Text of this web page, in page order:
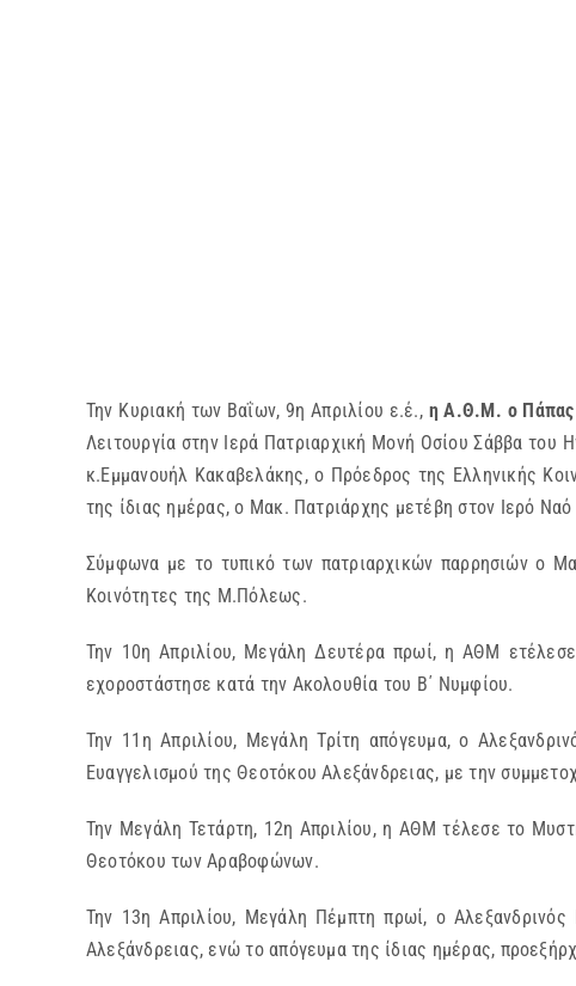
Την Κυριακή των Βαΐων, 9η Απριλίου ε.έ., η Α.Θ.Μ. ο Πάπας
Λειτουργία στην Ιερά Πατριαρχική Μονή Οσίου Σάββα του
κ.Εμμανουήλ Κακαβελάκης, ο Πρόεδρος της Ελληνικής
της ίδιας ημέρας, ο Μακ. Πατριάρχης μετέβη στον Ιερό
Σύμφωνα με το τυπικό των πατριαρχικών παρρησιών ο
Κοινότητες της Μ.Πόλεως.
Την 10η Απριλίου, Μεγάλη Δευτέρα πρωί, η ΑΘΜ
εχοροστάστησε κατά την Ακολουθία του Β΄ Νυμφίου.
Την 11η Απριλίου, Μεγάλη Τρίτη απόγευμα, ο
Ευαγγελισμού της Θεοτόκου Αλεξάνδρειας, με την
Την Μεγάλη Τετάρτη, 12η Απριλίου, η ΑΘΜ τέλεσε το
Θεοτόκου των Αραβοφώνων.
Την 13η Απριλίου, Μεγάλη Πέμπτη πρωί, ο
Αλεξάνδρειας, ενώ το απόγευμα της ίδιας ημέρας,